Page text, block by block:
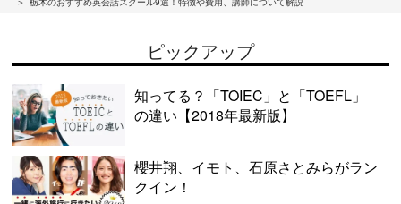
ピックアップ
知ってる？「TOIEC」と「TOEFL」
の違い【2018年最新版】
櫻井翔、イモト、石原さとみらがラン
クイン！